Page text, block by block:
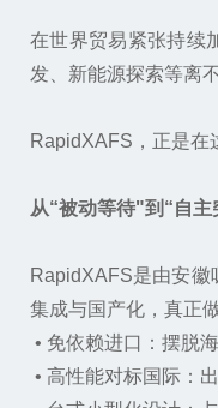
在世界贸易紧张持续
发、新能源探索等离
RapidXAFS，正是在
从“被动等待"到“自主
RapidXAFS是由安
集成与国产化，真正
• 免依赖进口：摆脱
• 高性能对标国际：